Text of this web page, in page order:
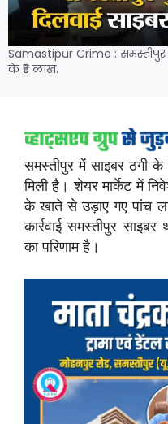
Samastipur Crime : समस्तीपुर
के ₹5 लाख.
समस्तीपुर में साइबर ठगी के
मिली है। शेयर मार्केट में
के खाते से उड़ाए गए पांच
कार्रवाई समस्तीपुर
का परिणाम है।